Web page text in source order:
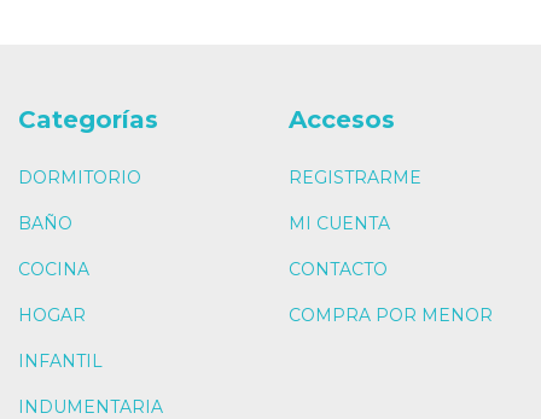
Categorías
DORMITORIO
BAÑO
COCINA
HOGAR
INFANTIL
INDUMENTARIA
Accesos
REGISTRARME
MI CUENTA
CONTACTO
COMPRA POR MENOR